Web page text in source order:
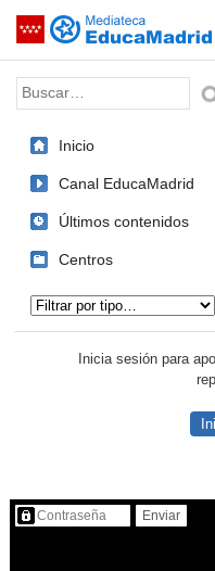
Saltar navegación
Palabra o frase:
Inicio
Canal EducaMadrid
Últimos contenidos
Centros
Inicia sesión para
Contenido protegido…